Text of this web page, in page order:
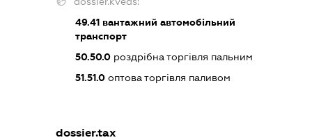
49.41 вантажний автомобільний
транспорт
50.50.0 роздрібна торгівля пальним
51.51.0 оптова торгівля паливом
dossier.tax